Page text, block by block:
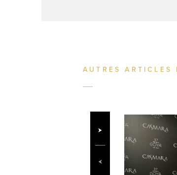
AUTRES ARTICLES